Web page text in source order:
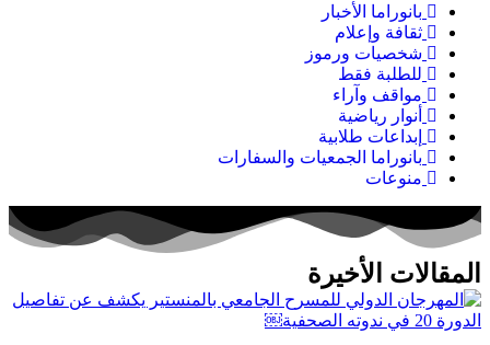
بانوراما الأخبار
ثقافة وإعلام
شخصيات ورموز
للطلبة فقط
مواقف وآراء
أنوار رياضية
إبداعات طلابية
بانوراما الجمعيات والسفارات
منوعات
المقالات الأخيرة